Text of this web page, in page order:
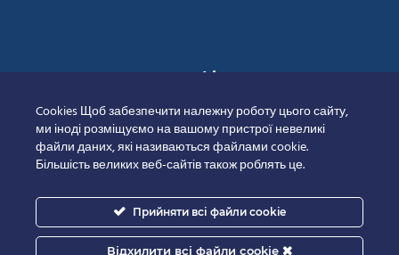
Сертифікати
Cookies Щоб забезпечити належну роботу цього сайту,
ми іноді розміщуємо на вашому пристрої невеликі
файли даних, які називаються файлами cookie.
Більшість великих веб-сайтів також роблять це.
Прийняти всі файли cookie
Відхилити всі файли cookie